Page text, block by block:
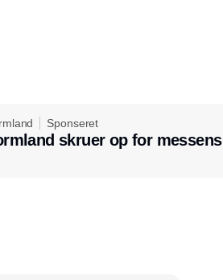
Sponseret
skruer op for